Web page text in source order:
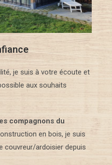
je suis à votre écoute et
aux souhaits
compagnons du
en bois, je suis
couvreur/ardoisier depuis